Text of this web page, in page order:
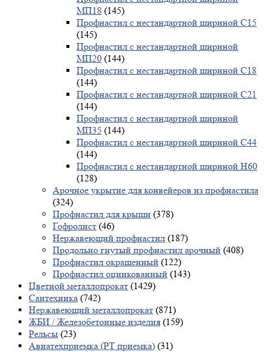
МП18 (145)
Профнастил с нестандартной шириной С15
(145)
Профнастил с нестандартной шириной
МП20 (144)
Профнастил с нестандартной шириной С18
(144)
Профнастил с нестандартной шириной С21
(144)
Профнастил с нестандартной шириной
МП35 (144)
Профнастил с нестандартной шириной С44
(144)
Профнастил с нестандартной шириной Н60
(128)
Арочное укрытие для конвейеров из профнастила
(324)
Профнастил для крыши (378)
Гофролист (46)
Нержавеющий профнастил (187)
Продольно гнутый профнастил арочный (408)
Профнастил окрашенный (122)
Профнастил оцинкованный (143)
Цветной металлопрокат (1429)
Сантехника (742)
Нержавеющий металлопрокат (871)
ЖБИ / Железобетонные изделия (159)
Рельсы (23)
Авиатехприемка (РТ приемка) (31)